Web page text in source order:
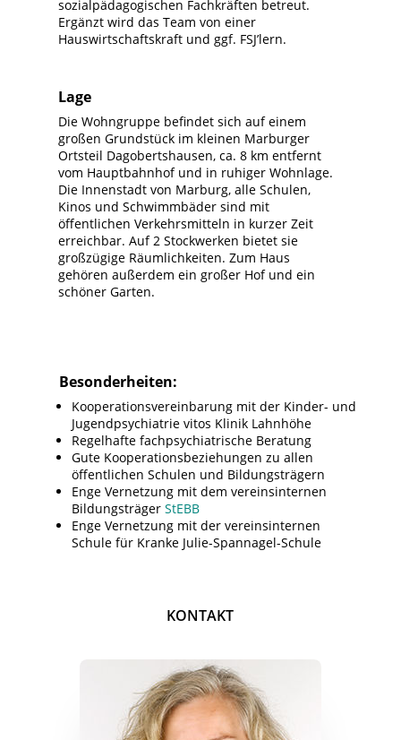
sozialpädagogischen Fachkräften betreut.
Ergänzt wird das Team von einer
Hauswirtschaftskraft und ggf. FSJ’lern.
Lage
Die Wohngruppe befindet sich auf einem
großen Grundstück im kleinen Marburger
Ortsteil Dagobertshausen, ca. 8 km entfernt
vom Hauptbahnhof und in ruhiger Wohnlage.
Die Innenstadt von Marburg, alle Schulen,
Kinos und Schwimmbäder sind mit
öffentlichen Verkehrsmitteln in kurzer Zeit
erreichbar. Auf 2 Stockwerken bietet sie
großzügige Räumlichkeiten. Zum Haus
gehören außerdem ein großer Hof und ein
schöner Garten.
Besonderheiten:
Kooperationsvereinbarung mit der Kinder- und
Jugendpsychiatrie vitos Klinik Lahnhöhe
Regelhafte fachpsychiatrische Beratung
Gute Kooperationsbeziehungen zu allen
öffentlichen Schulen und Bildungsträgern
Enge Vernetzung mit dem vereinsinternen
Bildungsträger StEBB
Enge Vernetzung mit der vereinsinternen
Schule für Kranke Julie-Spannagel-Schule
KONTAKT